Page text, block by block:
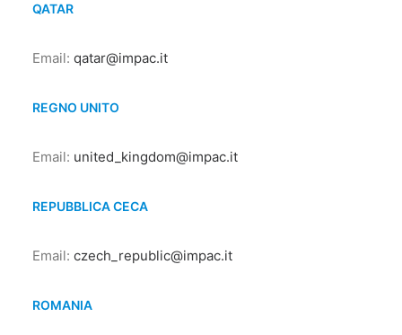
QATAR
Email: qatar@impac.it
REGNO UNITO
Email: united_kingdom@impac.it
REPUBBLICA CECA
Email: czech_republic@impac.it
ROMANIA